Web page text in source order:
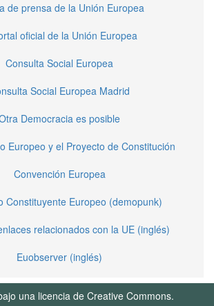
de prensa de la Unión Europea
oficial de la Unión Europea
Consulta Social Europea
Social Europea Madrid
Democracia es posible
Europeo y el Proyecto de Constitución
Convención Europea
Constituyente Europeo (demopunk)
relacionados con la UE (inglés)
Euobserver (inglés)
una licencia de Creative Commons.